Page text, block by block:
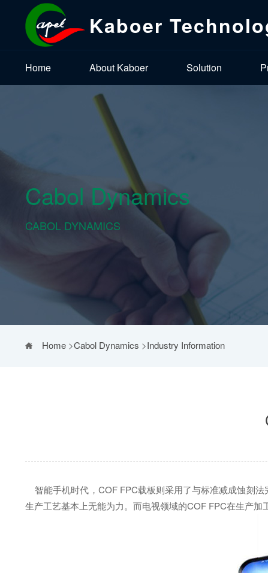
Kaboer
Home About Kaboer Solution
Cabol Dynamics
CABOL DYNAMICS
Home>Cabol Dynamics >Industry Information
智能手机时代，COF FPC载板则采用了与标准减成蚀刻
生产工艺基本上无能为力。而电视领域的COF FPC在生产加